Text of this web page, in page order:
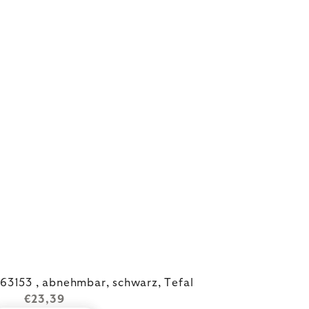
Griff INGENIO L9863153 , abnehmbar, schwarz, Tefal
€23,39